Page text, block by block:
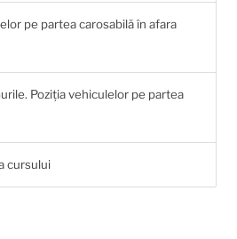
pe partea carosabilă în afara
Poziția vehiculelor pe partea
cursului